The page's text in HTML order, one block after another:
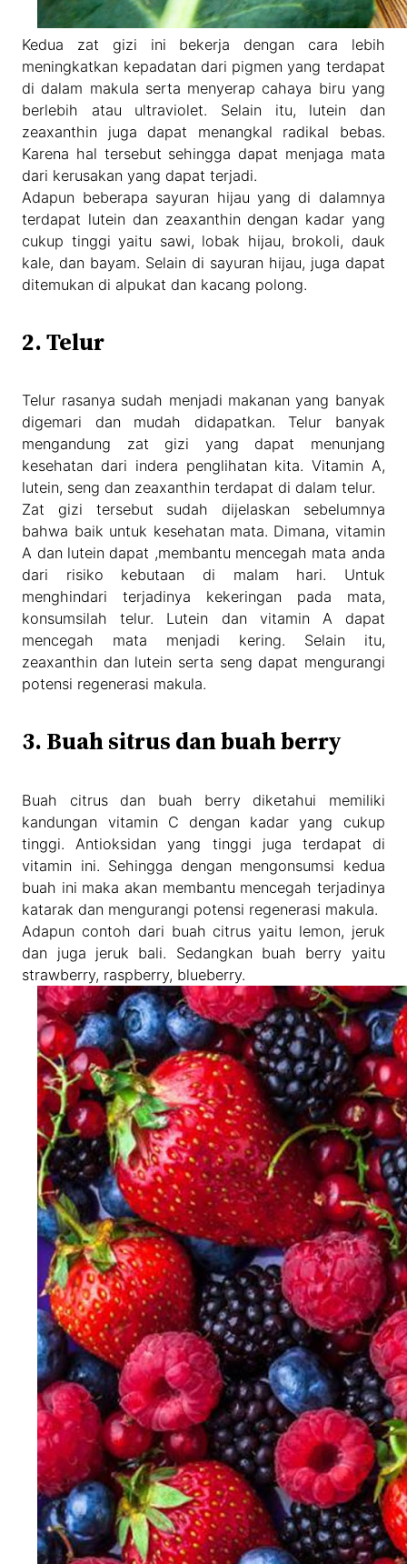
Kedua zat gizi ini bekerja dengan cara lebih
meningkatkan kepadatan dari pigmen yang terdapat
di dalam makula serta menyerap cahaya biru yang
berlebih atau ultraviolet. Selain itu, lutein dan
zeaxanthin juga dapat menangkal radikal bebas.
Karena hal tersebut sehingga dapat menjaga mata
dari kerusakan yang dapat terjadi.
Adapun beberapa sayuran hijau yang di dalamnya
terdapat lutein dan zeaxanthin dengan kadar yang
cukup tinggi yaitu sawi, lobak hijau, brokoli, dauk
kale, dan bayam. Selain di sayuran hijau, juga dapat
ditemukan di alpukat dan kacang polong.
2. Telur
Telur rasanya sudah menjadi makanan yang banyak
digemari dan mudah didapatkan. Telur banyak
mengandung zat gizi yang dapat menunjang
kesehatan dari indera penglihatan kita. Vitamin A,
lutein, seng dan zeaxanthin terdapat di dalam telur.
Zat gizi tersebut sudah dijelaskan sebelumnya
bahwa baik untuk kesehatan mata. Dimana, vitamin
A dan lutein dapat ,membantu mencegah mata anda
dari risiko kebutaan di malam hari. Untuk
menghindari terjadinya kekeringan pada mata,
konsumsilah telur. Lutein dan vitamin A dapat
mencegah mata menjadi kering. Selain itu,
zeaxanthin dan lutein serta seng dapat mengurangi
potensi regenerasi makula.
3. Buah sitrus dan buah berry
Buah citrus dan buah berry diketahui memiliki
kandungan vitamin C dengan kadar yang cukup
tinggi. Antioksidan yang tinggi juga terdapat di
vitamin ini. Sehingga dengan mengonsumsi kedua
buah ini maka akan membantu mencegah terjadinya
katarak dan mengurangi potensi regenerasi makula.
Adapun contoh dari buah citrus yaitu lemon, jeruk
dan juga jeruk bali. Sedangkan buah berry yaitu
strawberry, raspberry, blueberry.